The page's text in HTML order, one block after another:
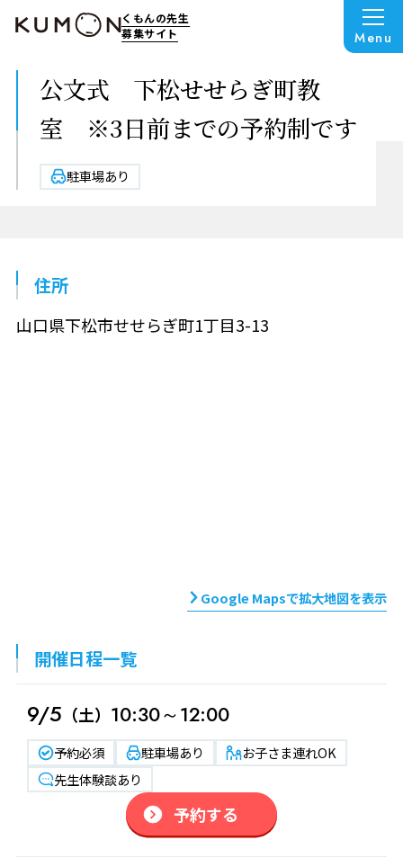
くもんの先生
募集サイト
Menu
公文式 下松せせらぎ町教
室 ※3日前までの予約制です
駐車場あり
住所
山口県下松市せせらぎ町1丁目3-13
Google Mapsで拡大地図を表示
開催日程一覧
9/5 （土） 10:30～12:00
予約必須 駐車場あり
お子さま連れOK
先生体験談あり
予約する